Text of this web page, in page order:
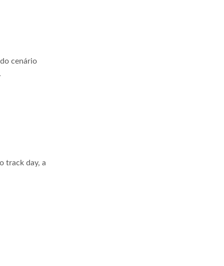
cenário
track day, a